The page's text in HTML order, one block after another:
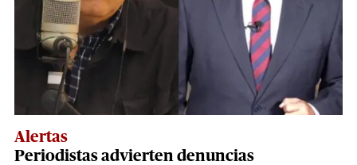
Alertas
Periodistas advierten denuncias